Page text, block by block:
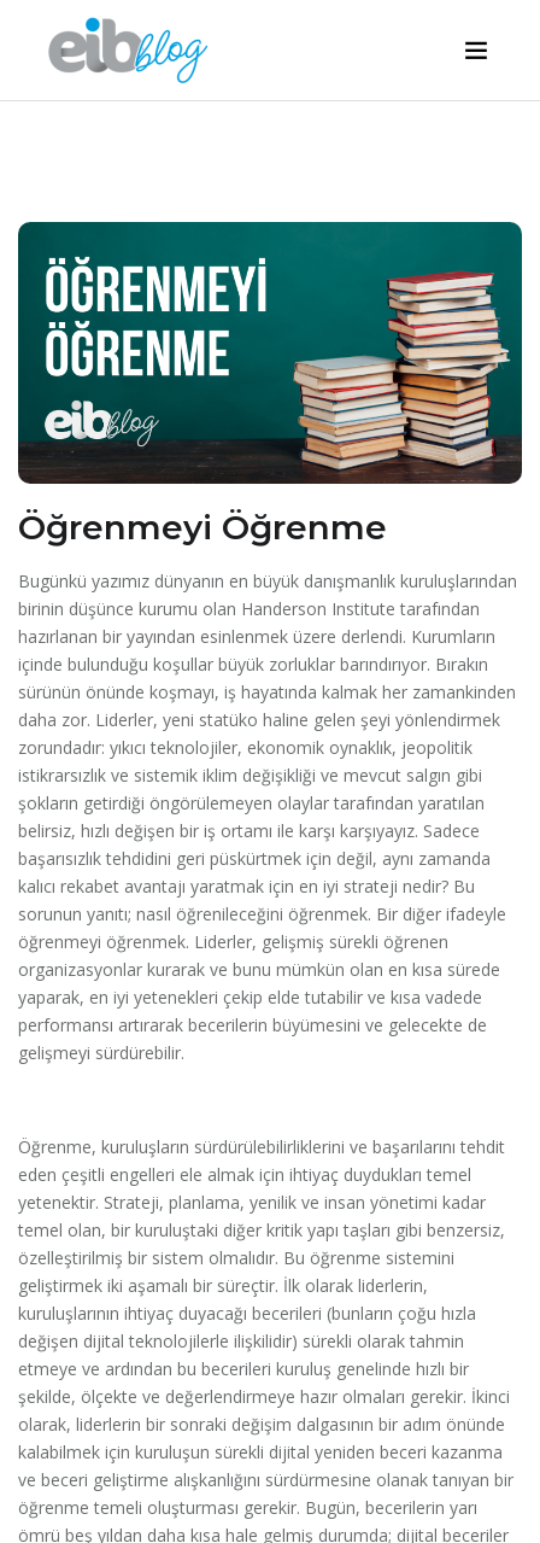
Öğrenmeyi Öğrenme
Bugünkü yazımız dünyanın en büyük danışmanlık kuruluşlarından
birinin düşünce kurumu olan Handerson Institute tarafından
hazırlanan bir yayından esinlenmek üzere derlendi. Kurumların
içinde bulunduğu koşullar büyük zorluklar barındırıyor. Bırakın
sürünün önünde koşmayı, iş hayatında kalmak her zamankinden
daha zor. Liderler, yeni statüko haline gelen şeyi yönlendirmek
zorundadır: yıkıcı teknolojiler, ekonomik oynaklık, jeopolitik
istikrarsızlık ve sistemik iklim değişikliği ve mevcut salgın gibi
şokların getirdiği öngörülemeyen olaylar tarafından yaratılan
belirsiz, hızlı değişen bir iş ortamı ile karşı karşıyayız. Sadece
başarısızlık tehdidini geri püskürtmek için değil, aynı zamanda
kalıcı rekabet avantajı yaratmak için en iyi strateji nedir? Bu
sorunun yanıtı; nasıl öğrenileceğini öğrenmek. Bir diğer ifadeyle
öğrenmeyi öğrenmek. Liderler, gelişmiş sürekli öğrenen
organizasyonlar kurarak ve bunu mümkün olan en kısa sürede
yaparak, en iyi yetenekleri çekip elde tutabilir ve kısa vadede
performansı artırarak becerilerin büyümesini ve gelecekte de
gelişmeyi sürdürebilir.
Öğrenme, kuruluşların sürdürülebilirliklerini ve başarılarını tehdit
eden çeşitli engelleri ele almak için ihtiyaç duydukları temel
yetenektir. Strateji, planlama, yenilik ve insan yönetimi kadar
temel olan, bir kuruluştaki diğer kritik yapı taşları gibi benzersiz,
özelleştirilmiş bir sistem olmalıdır. Bu öğrenme sistemini
geliştirmek iki aşamalı bir süreçtir. İlk olarak liderlerin,
kuruluşlarının ihtiyaç duyacağı becerileri (bunların çoğu hızla
değişen dijital teknolojilerle ilişkilidir) sürekli olarak tahmin
etmeye ve ardından bu becerileri kuruluş genelinde hızlı bir
şekilde, ölçekte ve değerlendirmeye hazır olmaları gerekir. İkinci
olarak, liderlerin bir sonraki değişim dalgasının bir adım önünde
kalabilmek için kuruluşun sürekli dijital yeniden beceri kazanma
ve beceri geliştirme alışkanlığını sürdürmesine olanak tanıyan bir
öğrenme temeli oluşturması gerekir. Bugün, becerilerin yarı
ömrü beş yıldan daha kısa hale gelmiş durumda; dijital beceriler